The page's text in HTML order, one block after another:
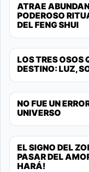
ATRAE
PODEROSO
DEL FENG SHUI
LOS TRES OSOS
DESTINO: LUZ,
NO FUE UN
UNIVERSO
EL SIGNO DEL
PASAR DEL
HARÁ!